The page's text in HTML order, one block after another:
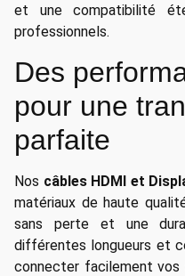
et une compatibilité
professionnels.
Des
pour une
parfaite
Nos câbles HDMI et
matériaux de haute
sans perte et une
différentes longueurs et
connecter facilement vos